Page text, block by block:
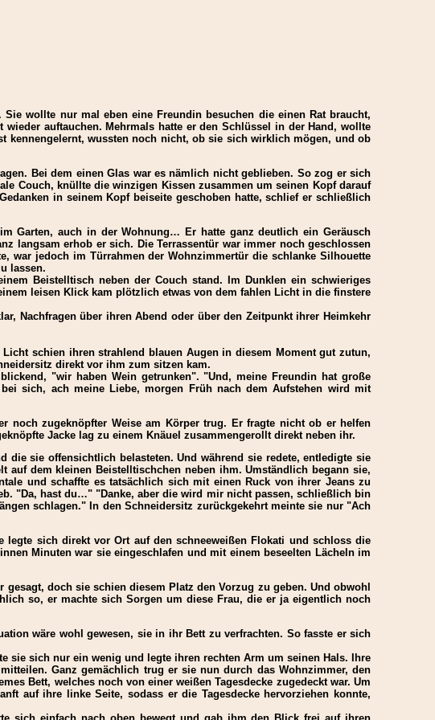
wollte nur mal eben eine Freundin besuchen die einen Rat braucht,
auftauchen. Mehrmals hatte er den Schlüssel in der Hand, wollte
kennengelernt, wussten noch nicht, ob sie sich wirklich mögen, und ob
Bei dem einen Glas war es nämlich nicht geblieben. So zog er sich
Couch, knüllte die winzigen Kissen zusammen um seinen Kopf darauf
in seinem Kopf beiseite geschoben hatte, schlief er schließlich
Garten, auch in der Wohnung… Er hatte ganz deutlich ein Geräusch
langsam erhob er sich. Die Terrassentür war immer noch geschlossen
war jedoch im Türrahmen der Wohnzimmertür die schlanke Silhouette
lassen.
Beistelltisch neben der Couch stand. Im Dunklen ein schwieriges
leisen Klick kam plötzlich etwas von dem fahlen Licht in die finstere
Nachfragen über ihren Abend oder über den Zeitpunkt ihrer Heimkehr
schien ihren strahlend blauen Augen in diesem Moment gut zutun,
direkt vor ihm zum sitzen kam.
"wir haben Wein getrunken". "Und, meine Freundin hat große
sich, ach meine Liebe, morgen Früh nach dem Aufstehen wird mit
noch zugeknöpfter Weise am Körper trug. Er fragte nicht ob er helfen
Jacke lag zu einem Knäuel zusammengerollt direkt neben ihr.
sie offensichtlich belasteten. Und während sie redete, entledigte sie
dem kleinen Beistelltischchen neben ihm. Umständlich begann sie,
und schaffte es tatsächlich sich mit einen Ruck von ihrer Jeans zu
"Da, hast du…" "Danke, aber die wird mir nicht passen, schließlich bin
schlagen." In den Schneidersitz zurückgekehrt meinte sie nur "Ach
legte sich direkt vor Ort auf den schneeweißen Flokati und schloss die
Minuten war sie eingeschlafen und mit einem beseelten Lächeln im
doch sie schien diesem Platz den Vorzug zu geben. Und obwohl
so, er machte sich Sorgen um diese Frau, die er ja eigentlich noch
wäre wohl gewesen, sie in ihr Bett zu verfrachten. So fasste er sich
sie sich nur ein wenig und legte ihren rechten Arm um seinen Hals. Ihre
Ganz gemächlich trug er sie nun durch das Wohnzimmer, den
Bett, welches noch von einer weißen Tagesdecke zugedeckt war. Um
auf ihre linke Seite, sodass er die Tagesdecke hervorziehen konnte,